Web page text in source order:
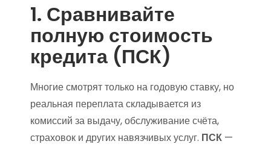
1. Сравнивайте
полную стоимость
кредита (ПСК)
Многие смотрят только на годовую ставку, но
реальная переплата складывается из
комиссий за выдачу, обслуживание счёта,
страховок и других навязчивых услуг. ПСК —